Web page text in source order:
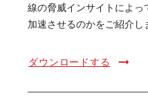
線の脅威インサイトによっ
加速させるのかをご紹介し
ダウンロードする